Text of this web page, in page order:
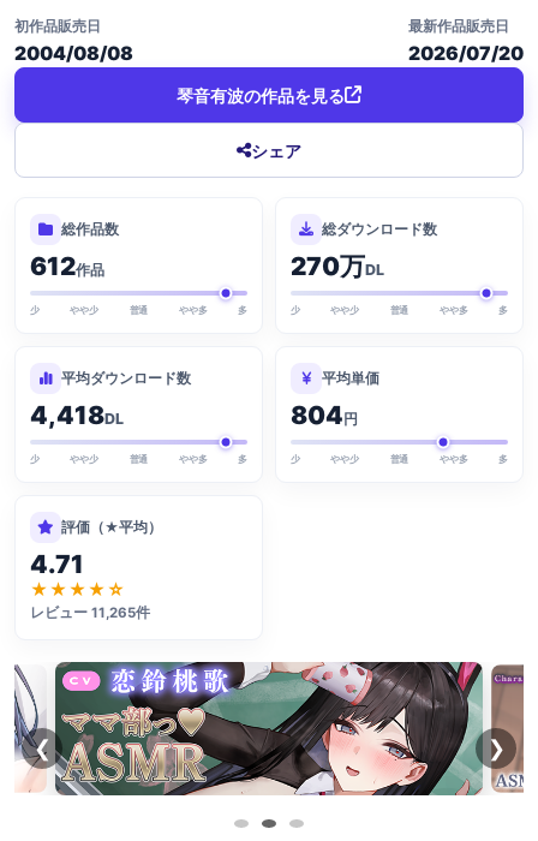
初作品販売日
2004/08/08
最新作品販売日
2026/07/20
シェア
琴音有波の作品を見る
総作品数
612作品
少 やや少 普通 やや多 多
総ダウンロード数
270万DL
少 やや少 普通 やや多 多
平均ダウンロード数
4,418DL
少 やや少 普通 やや多 多
平均単価
804円
少 やや少 普通 やや多 多
評価（★平均）
4.71
★★★★☆
レビュー 11,265件
❮ ❯